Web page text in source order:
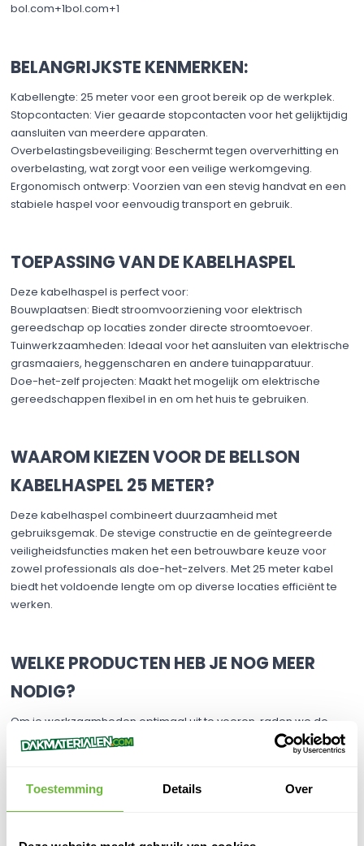
Toestemming Details Over
bol.com+1bol.com+1
BELANGRIJKSTE KENMERKEN:
Kabellengte: 25 meter voor een groot bereik op de werkplek.​
Stopcontacten: Vier geaarde stopcontacten voor het gelijktijdig
aansluiten van meerdere apparaten.​
Overbelastingsbeveiliging: Beschermt tegen oververhitting en
overbelasting, wat zorgt voor een veilige werkomgeving.​
Ergonomisch ontwerp: Voorzien van een stevig handvat en een
stabiele haspel voor eenvoudig transport en gebruik.​
TOEPASSING VAN DE KABELHASPEL
Deze kabelhaspel is perfect voor:​
Bouwplaatsen: Biedt stroomvoorziening voor elektrisch
gereedschap op locaties zonder directe stroomtoevoer.​
Tuinwerkzaamheden: Ideaal voor het aansluiten van elektrische
grasmaaiers, heggenscharen en andere tuinapparatuur.​
Doe-het-zelf projecten: Maakt het mogelijk om elektrische
gereedschappen flexibel in en om het huis te gebruiken.​
WAAROM KIEZEN VOOR DE BELLSON
KABELHASPEL 25 METER?
Deze kabelhaspel combineert duurzaamheid met
gebruiksgemak. De stevige constructie en de geïntegreerde
veiligheidsfuncties maken het een betrouwbare keuze voor
zowel professionals als doe-het-zelvers. Met 25 meter kabel
biedt het voldoende lengte om op diverse locaties efficiënt te
werken.​
WELKE PRODUCTEN HEB JE NOG MEER
NODIG?
Om je werkzaamheden optimaal uit te voeren, raden we de
volgende producten aan:
Verlengsnoer 10 meter RA rubber: Voor situaties waarin extra
Stekkerdoos 4-voudig RA met schakelaar: Voor het veilig
aansluiten van meerdere apparaten.​